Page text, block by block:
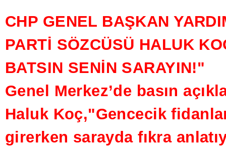
CHP GENEL BAŞKAN
PARTİ SÖZCÜSÜ HALUK
BATSIN SENİN SARAYIN!"
Genel Merkez’de basın
Haluk Koç,"Gencecik
girerken sarayda fıkra